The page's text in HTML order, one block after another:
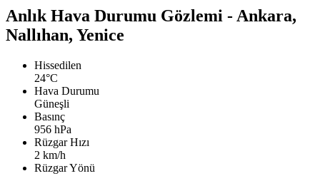
Anlık Hava Durumu Gözlemi - Ankara,
Nallıhan, Yenice
Hissedilen
24°C
Hava Durumu
Güneşli
Basınç
956 hPa
Rüzgar Hızı
2 km/h
Rüzgar Yönü